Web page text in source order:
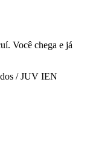
Você chega e já
/ JUV IEN